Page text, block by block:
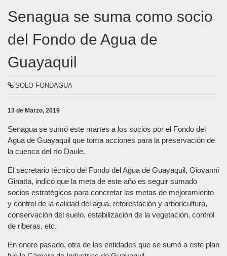
Senagua se suma como socio
del Fondo de Agua de
Guayaquil
SOLO FONDAGUA
13 de Marzo, 2019
Senagua se sumó este martes a los socios por el Fondo del
Agua de Guayaquil que toma acciones para la preservación de
la cuenca del río Daule.
El secretario técnico del Fondo del Agua de Guayaquil, Giovanni
Ginatta, indicó que la meta de este año es seguir sumado
socios estratégicos para concretar las metas de mejoramiento
y control de la calidad del agua, reforestación y arboricultura,
conservación del suelo, estabilización de la vegetación, control
de riberas, etc.
En enero pasado, otra de las entidades que se sumó a este plan